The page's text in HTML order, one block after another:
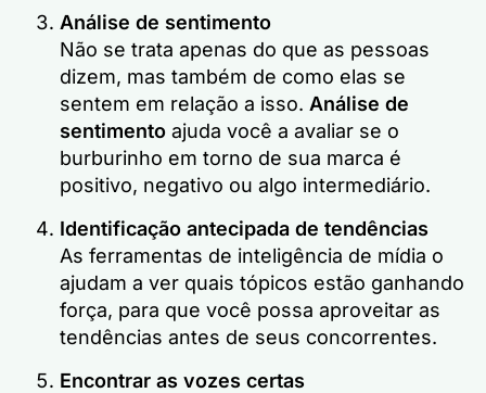
Análise de sentimento
Não se trata apenas do que as pessoas
dizem, mas também de como elas se
sentem em relação a isso. Análise de
sentimento ajuda você a avaliar se o
burburinho em torno de sua marca é
positivo, negativo ou algo intermediário.
Identificação antecipada de tendências
As ferramentas de inteligência de mídia o
ajudam a ver quais tópicos estão ganhando
força, para que você possa aproveitar as
tendências antes de seus concorrentes.
Encontrar as vozes certas